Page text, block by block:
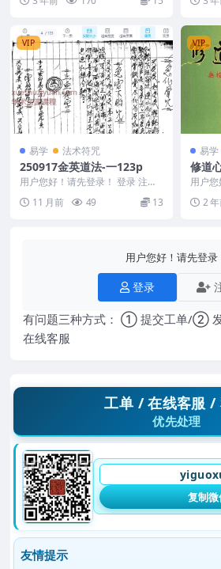
本) 2401...
阳先生
VIP
易学 法术符咒
250917金英道法-一123p
用户您好！请先登录！ 登录 注册
11 月前 49 13
VIP
易学
修道
用户
2
用户您好！请先登录
登录
有问题三种方式： ① 提交工单/②
在线客服
工单 / 在线客服 /
优先处理
复制微
友情提示